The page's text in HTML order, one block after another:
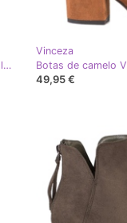
Tênis casual VINCEZA preto rosa multicolorido
Vinceza
49,95 €